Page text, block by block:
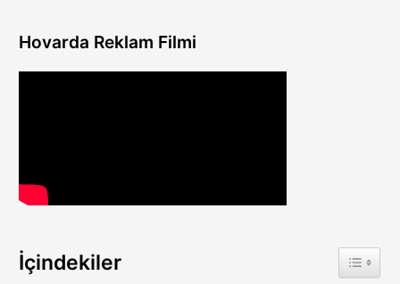
Hovarda Reklam Filmi
İçindekiler Toggle